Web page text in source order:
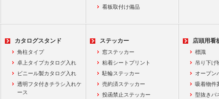
看板取付け備品
カタログスタンド
角柱タイプ
卓上タイプカタログ入れ
ビニール製カタログ入れ
透明フタ付きチラシ入れケ
ース
ステッカー
窓ステッカー
粘着シートプリント
駐輪ステッカー
売約済ステッカー
投函禁止ステッカー
店頭用看
標識
吊り下げ
オープン
吸着物件
型抜きパ